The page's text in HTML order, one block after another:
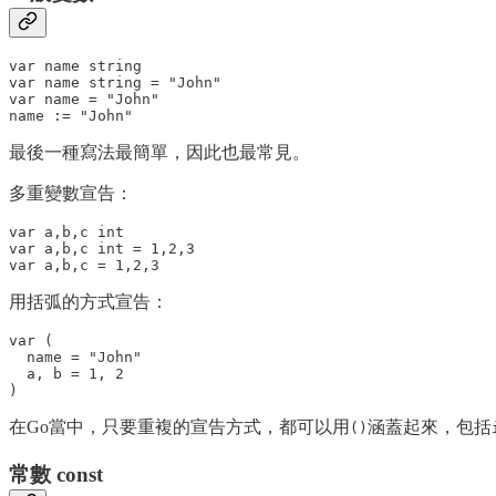
var name string
var name string = "John"
var name = "John"
最後一種寫法最簡單，因此也最常見。
多重變數宣告：
var a,b,c int
var a,b,c int = 1,2,3
用括弧的方式宣告：
var (
  name = "John"
  a, b = 1, 2
在Go當中，只要重複的宣告方式，都可以用 () 涵蓋起來，包括
常數 const